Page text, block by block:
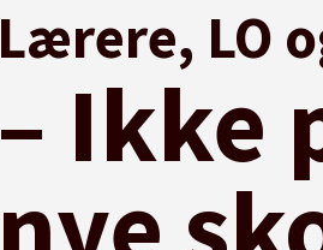
Lærere, LO
– Ikke